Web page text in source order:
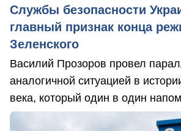
Службы безопасности
главный признак конца
Зеленского
Василий Прозоров провел
аналогичной ситуацией в
века, который один в один